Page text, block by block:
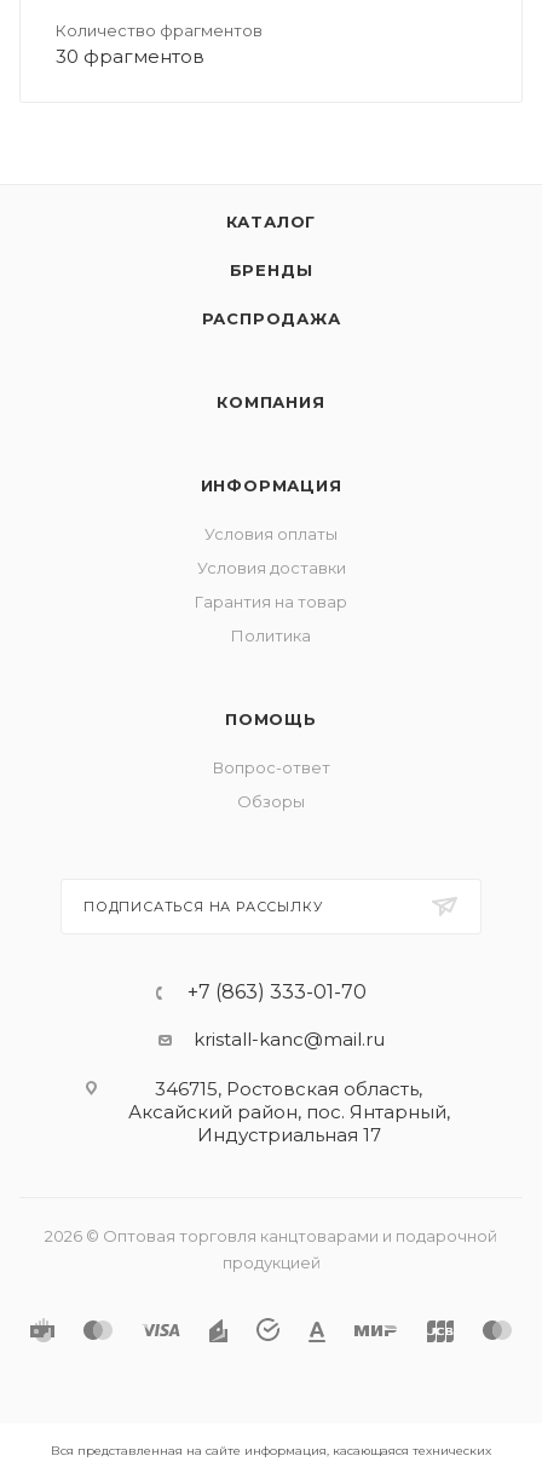
Количество фрагментов
30 фрагментов
КАТАЛОГ
БРЕНДЫ
РАСПРОДАЖА
КОМПАНИЯ
ИНФОРМАЦИЯ
Условия оплаты
Условия доставки
Гарантия на товар
Политика
ПОМОЩЬ
Вопрос-ответ
Обзоры
ПОДПИСАТЬСЯ НА РАССЫЛКУ
+7 (863) 333-01-70
kristall-kanc@mail.ru
346715, Ростовская область​,
Аксайский район, пос. Янтарный,
Индустриальная 17
2026 © Оптовая торговля канцтоварами и подарочной
продукцией
Вся представленная на сайте информация, касающаяся технических